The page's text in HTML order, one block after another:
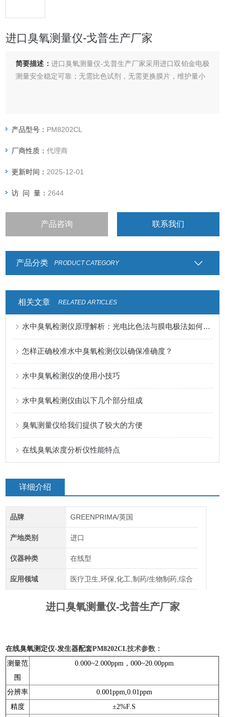
进口臭氧测量仪-戈普生产厂家
简要描述： 进口臭氧测量仪-戈普生产厂家采用进口双铂金电极
测量安全稳定可靠；无需比色试剂，无需更换膜片，维护量小
产品型号： PM8202CL
厂商性质：代理商
更新时间： 2025-12-01
访 问 量： 2644
产品咨询 联系我们
产品分类 PRODUCT CATEGORY
相关文章 RELATED ARTICLES
水中臭氧检测仪原理解析：光电比色法与膜电极法如何精准捕捉水质变化
怎样正确校准水中臭氧检测仪以确保准确度？
水中臭氧检测仪的使用小技巧
水中臭氧检测仪由以下几个部分组成
臭氧测量仪给我们提供了较大的方便
在线臭氧浓度分析仪性能特点
详细介绍
品牌 GREENPRIMA/英国
产地类别 进口
仪器种类 在线型
应用领域 医疗卫生,环保,化工,制药/生物制药,综合
进口臭氧测量仪-戈普生产厂家
在线臭氧测定仪-发生器配套PM8202CL技术参数：
测量范
围
0.000~2.000ppm，000~20.00ppm
分辨率
0.001ppm,0.01ppm
精度
±2%F.S